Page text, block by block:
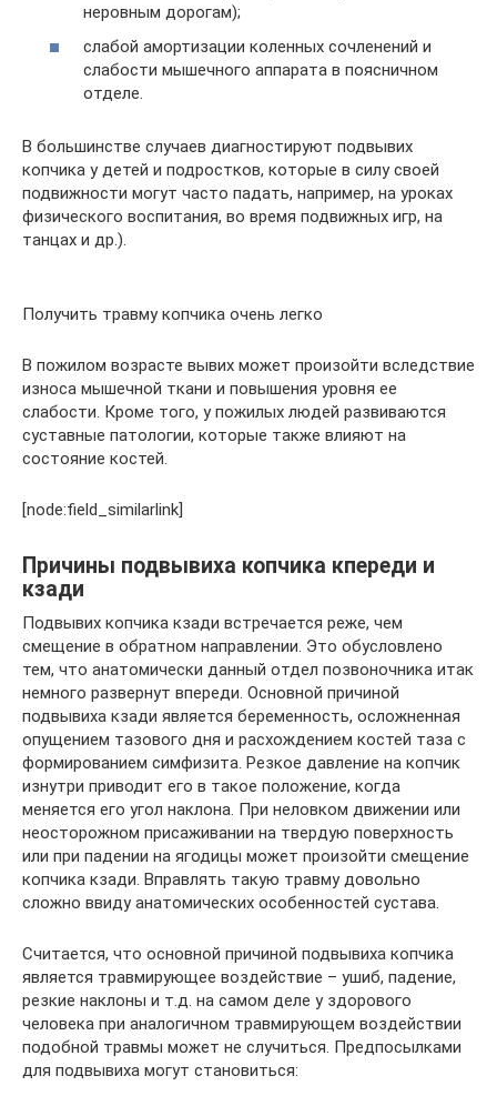
неровным дорогам);
слабой амортизации коленных сочленений и
слабости мышечного аппарата в поясничном
отделе.
В большинстве случаев диагностируют подвывих
копчика у детей и подростков, которые в силу своей
подвижности могут часто падать, например, на уроках
физического воспитания, во время подвижных игр, на
танцах и др.).
Получить травму копчика очень легко
В пожилом возрасте вывих может произойти вследствие
износа мышечной ткани и повышения уровня ее
слабости. Кроме того, у пожилых людей развиваются
суставные патологии, которые также влияют на
состояние костей.
[node:field_similarlink]
Причины подвывиха копчика кпереди и
кзади
Подвывих копчика кзади встречается реже, чем
смещение в обратном направлении. Это обусловлено
тем, что анатомически данный отдел позвоночника итак
немного развернут впереди. Основной причиной
подвывиха кзади является беременность, осложненная
опущением тазового дня и расхождением костей таза с
формированием симфизита. Резкое давление на копчик
изнутри приводит его в такое положение, когда
меняется его угол наклона. При неловком движении или
неосторожном присаживании на твердую поверхность
или при падении на ягодицы может произойти смещение
копчика кзади. Вправлять такую травму довольно
сложно ввиду анатомических особенностей сустава.
Считается, что основной причиной подвывиха копчика
является травмирующее воздействие – ушиб, падение,
резкие наклоны и т.д. на самом деле у здорового
человека при аналогичном травмирующем воздействии
подобной травмы может не случиться. Предпосылками
для подвывиха могут становиться: